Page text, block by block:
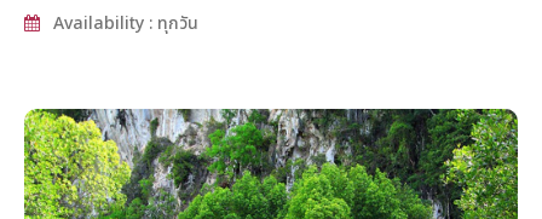
Availability : ทุกวัน